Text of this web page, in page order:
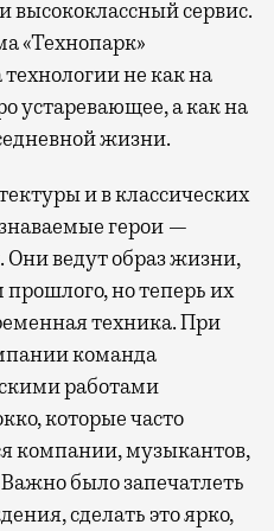
высококлассный сервис.
«Технопарк»
не как на
устаревающее, а как на
жизни.
и в классических
герои —
ведут образ жизни,
но теперь их
техника. При
команда
работами
которые часто
компании, музыкантов,
было запечатлеть
сделать это ярко,